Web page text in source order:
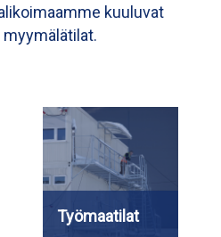
kuuluvat
Työmaatilat